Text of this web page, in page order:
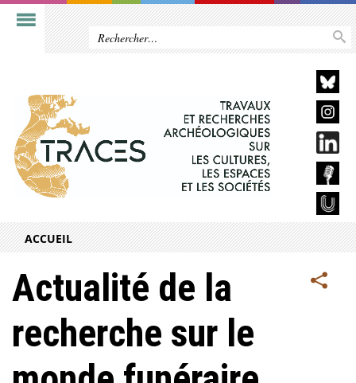
ACCUEIL
Actualité de la
recherche sur le